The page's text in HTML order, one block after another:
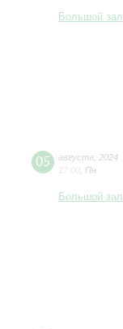
Большой зал
05 августа
2024
17:00 Пн
Большой зал